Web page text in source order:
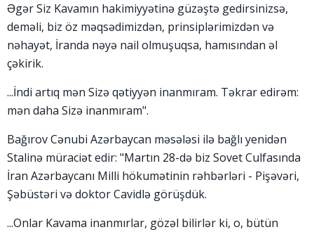
Əgər Siz Kavamın hakimiyyətinə güzəştə gedirsinizsə,
deməli, biz öz məqsədimizdən, prinsiplərimizdən və
nəhayət, İranda nəyə nail olmuşuqsa, hamısından əl
çəkirik.
...İndi artıq mən Sizə qətiyyən inanmıram. Təkrar edirəm:
mən daha Sizə inanmıram".
Bağırov Cənubi Azərbaycan məsələsi ilə bağlı yenidən
Stalinə müraciət edir: "Martın 28-də biz Sovet Culfasında
İran Azərbaycanı Milli hökumətinin rəhbərləri - Pişəvəri,
Şəbüstəri və doktor Cavidlə görüşdük.
...Onlar Kavama inanmırlar, gözəl bilirlər ki, o, bütün